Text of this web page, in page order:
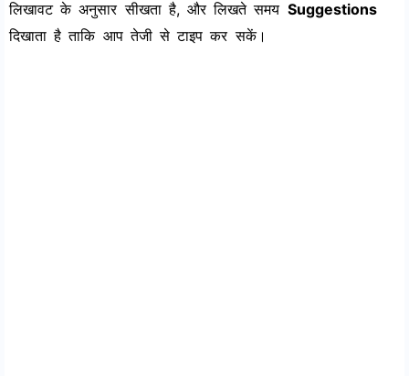
लिखावट के अनुसार सीखता है, और लिखते समय Suggestions
दिखाता है ताकि आप तेजी से टाइप कर सकें।